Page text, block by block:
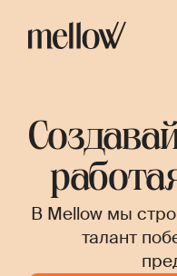
В Mellow мы
талант